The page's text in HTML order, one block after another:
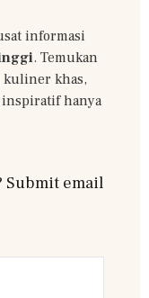
informasi
. Temukan
kuliner khas,
inspiratif hanya
Submit email